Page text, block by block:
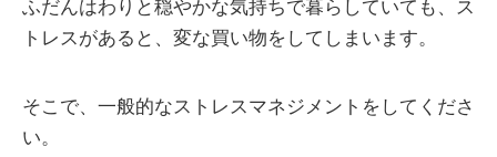
ふだんはわりと穏やかな気持ちで暮らしていても、ス
トレスがあると、変な買い物をしてしまいます。
そこで、一般的なストレスマネジメントをしてくださ
い。